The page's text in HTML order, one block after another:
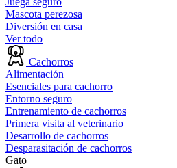
Mascota perezosa
Diversión en casa
Ver todo
Cachorros
Alimentación
Esenciales para cachorro
Entorno seguro
Entrenamiento de cachorros
Primera visita al veterinario
Desarrollo de cachorros
Desparasitación de cachorros
Gato